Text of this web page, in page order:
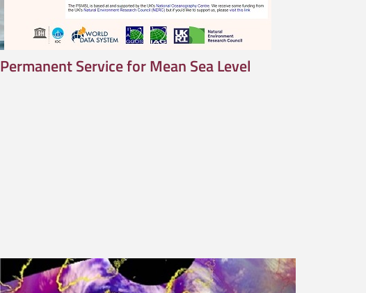
Permanent Service for Mean Sea Level